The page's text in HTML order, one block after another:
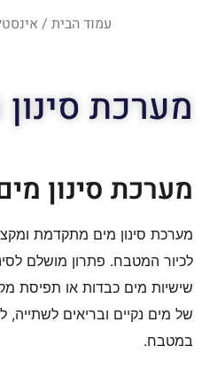
עמוד הבית /
מערכת
מערכת סינון
מערכת סינון מים מתקדמת
לכיור המטבח. פתרון מושלם
שישיות מים כבדות או תפיסת
של מים נקיים ובריאים לשתייה,
במטבח.